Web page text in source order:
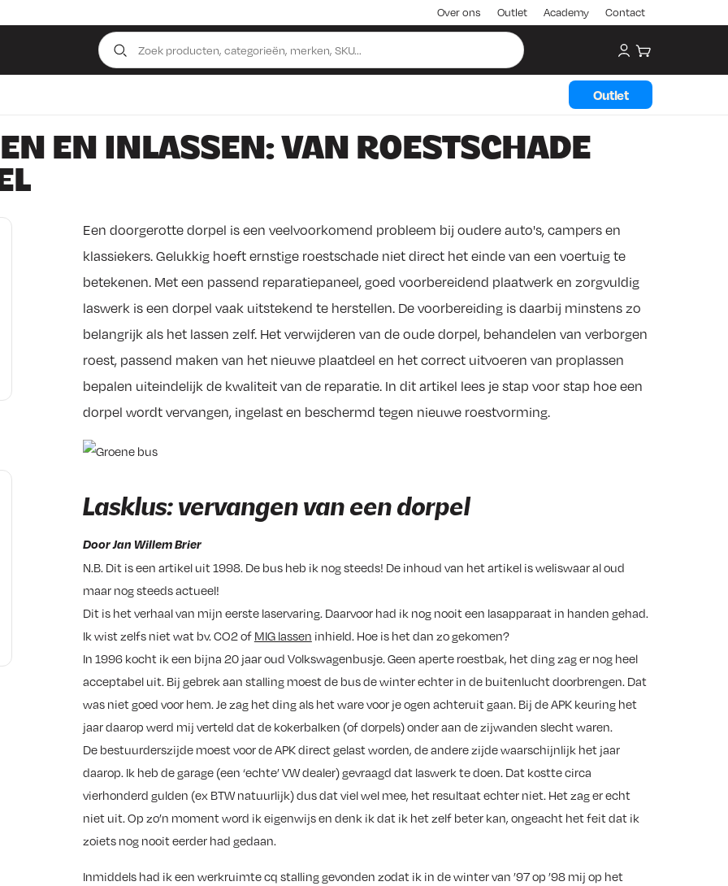
Over ons Outlet Academy Contact
My account
Winkelwagen
Outlet
EN INLASSEN: VAN ROESTSCHADE
Een doorgerotte dorpel is een veelvoorkomend probleem bij oudere auto's, campers en
klassiekers. Gelukkig hoeft ernstige roestschade niet direct het einde van een voertuig te
betekenen. Met een passend reparatiepaneel, goed voorbereidend plaatwerk en zorgvuldig
laswerk is een dorpel vaak uitstekend te herstellen. De voorbereiding is daarbij minstens zo
belangrijk als het lassen zelf. Het verwijderen van de oude dorpel, behandelen van verborgen
roest, passend maken van het nieuwe plaatdeel en het correct uitvoeren van proplassen
bepalen uiteindelijk de kwaliteit van de reparatie. In dit artikel lees je stap voor stap hoe een
dorpel wordt vervangen, ingelast en beschermd tegen nieuwe roestvorming.
Lasklus: vervangen van een dorpel
Door Jan Willem Brier
N.B. Dit is een artikel uit 1998. De bus heb ik nog steeds! De inhoud van het artikel is weliswaar al oud
maar nog steeds actueel!
Dit is het verhaal van mijn eerste laservaring. Daarvoor had ik nog nooit een lasapparaat in handen gehad.
Ik wist zelfs niet wat bv. CO2 of MIG lassen inhield. Hoe is het dan zo gekomen?
In 1996 kocht ik een bijna 20 jaar oud Volkswagenbusje. Geen aperte roestbak, het ding zag er nog heel
acceptabel uit. Bij gebrek aan stalling moest de bus de winter echter in de buitenlucht doorbrengen. Dat
was niet goed voor hem. Je zag het ding als het ware voor je ogen achteruit gaan. Bij de APK keuring het
jaar daarop werd mij verteld dat de kokerbalken (of dorpels) onder aan de zijwanden slecht waren.
De bestuurderszijde moest voor de APK direct gelast worden, de andere zijde waarschijnlijk het jaar
daarop. Ik heb de garage (een ‘echte’ VW dealer) gevraagd dat laswerk te doen. Dat kostte circa
vierhonderd gulden (ex BTW natuurlijk) dus dat viel wel mee, het resultaat echter niet. Het zag er echt
niet uit. Op zo’n moment word ik eigenwijs en denk ik dat ik het zelf beter kan, ongeacht het feit dat ik
zoiets nog nooit eerder had gedaan.
Inmiddels had ik een werkruimte cq stalling gevonden zodat ik in de winter van ’97 op ’98 mij op het